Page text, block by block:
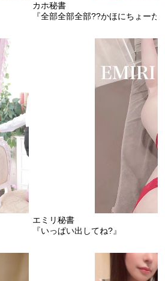
カホ秘書
『全部全部全部??かほにちょーだ
エミリ秘書
『いっぱい出してね?』